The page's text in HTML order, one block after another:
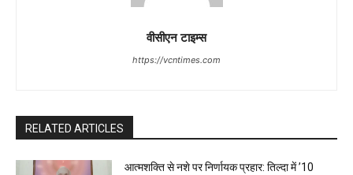
वीसीएन टाइम्स
https://vcntimes.com
RELATED ARTICLES
आत्मशक्ति से नशे पर निर्णायक प्रहार: तिल्दा में ’10